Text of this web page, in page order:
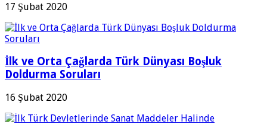
17 Şubat 2020
İlk ve Orta Çağlarda Türk Dünyası Boşluk
Doldurma Soruları
16 Şubat 2020